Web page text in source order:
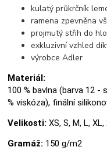
kulatý průkrčník
ramena zpevněna
projmutý střih do
exkluzivní vzhled
výrobce Adler
Materiál:
100 % bavlna (barva 12 -
% viskóza), finální
Velikosti: XS, S, M, L, XL,
Gramáž: 150 g/m2